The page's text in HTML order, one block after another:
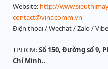
Website: http://
contact@vinacomm.vn
Điện thoai / Wechat / Zalo /
TP.HCM:Số 150, Đường số 9,
Chí Minh..